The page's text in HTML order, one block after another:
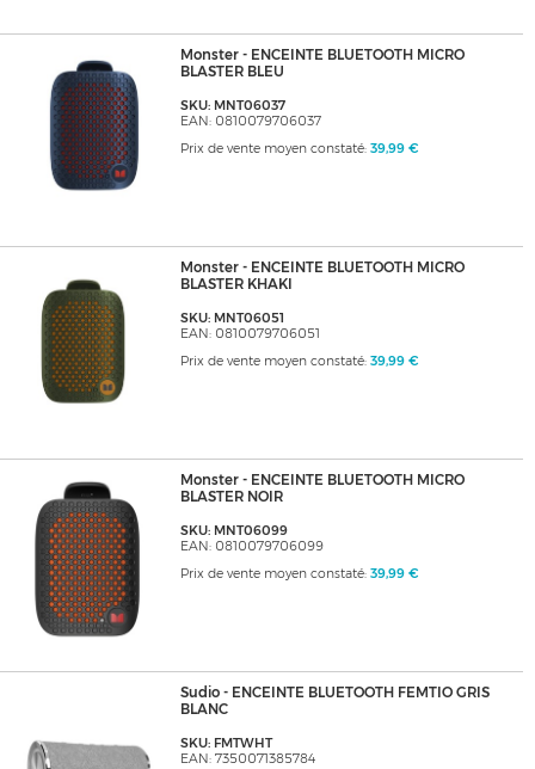
Monster - ENCEINTE BLUETOOTH MICRO
BLASTER BLEU
SKU: MNT06037
EAN: 0810079706037
Prix de vente moyen constaté: 39,99 €
Monster - ENCEINTE BLUETOOTH MICRO
BLASTER KHAKI
SKU: MNT06051
EAN: 0810079706051
Prix de vente moyen constaté: 39,99 €
Monster - ENCEINTE BLUETOOTH MICRO
BLASTER NOIR
SKU: MNT06099
EAN: 0810079706099
Prix de vente moyen constaté: 39,99 €
Sudio - ENCEINTE BLUETOOTH FEMTIO GRIS
BLANC
SKU: FMTWHT
EAN: 7350071385784